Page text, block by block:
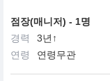
점장(매니저) - 1명
경력
3년↑
연령
연령무관